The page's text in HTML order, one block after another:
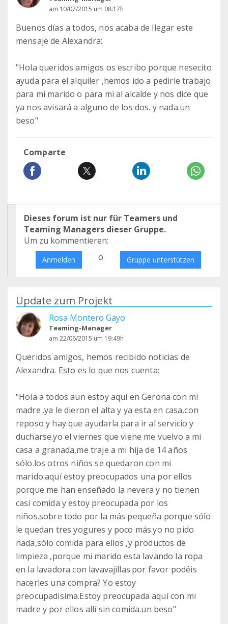
am 10/07/2015 um 08:17h
Buenos días a todos, nos acaba de llegar este
mensaje de Alexandra:
"Hola queridos amigos os escribo porque nesecito
ayuda para el alquiler ,hemos ido a pedirle trabajo
para mi marido o para mi al alcalde y nos dice que
ya nos avisará a alguno de los dos. y nada.un
beso"
Comparte
Dieses forum ist nur für Teamers und
Teaming Managers dieser Gruppe.
Um zu kommentieren:
Anmelden o Gruppe unterstützen
Update zum Projekt
Rosa Montero Gayo
Teaming-Manager
am 22/06/2015 um 19:49h
Queridos amigos, hemos recibido noticias de
Alexandra. Esto es lo que nos cuenta:
"Hola a todos aun estoy aquí en Gerona con mi
madre .ya le dieron el alta y ya esta en casa,con
reposo y hay que ayudarla para ir al servicio y
ducharse.yo el viernes que viene me vuelvo a mi
casa a granada,me traje a mi hija de 14 años
sólo.los otros niños se quedaron con mi
marido.aquí estoy preocupados una por ellos
porque me han enseñado la nevera y no tienen
casi comida y estoy preocupada por los
niños.sobre todo por la más pequeña porque sólo
le quedan tres yogures y poco más.yo no pido
nada,sólo comida para ellos ,y productos de
limpieza ,porque mi marido esta lavando la ropa
en la lavadora con lavavajillas.por favor podéis
hacerles una compra? Yo estoy
preocupadisima.Estoy preocupada aquí con mi
madre y por ellos allí sin comida.un beso"